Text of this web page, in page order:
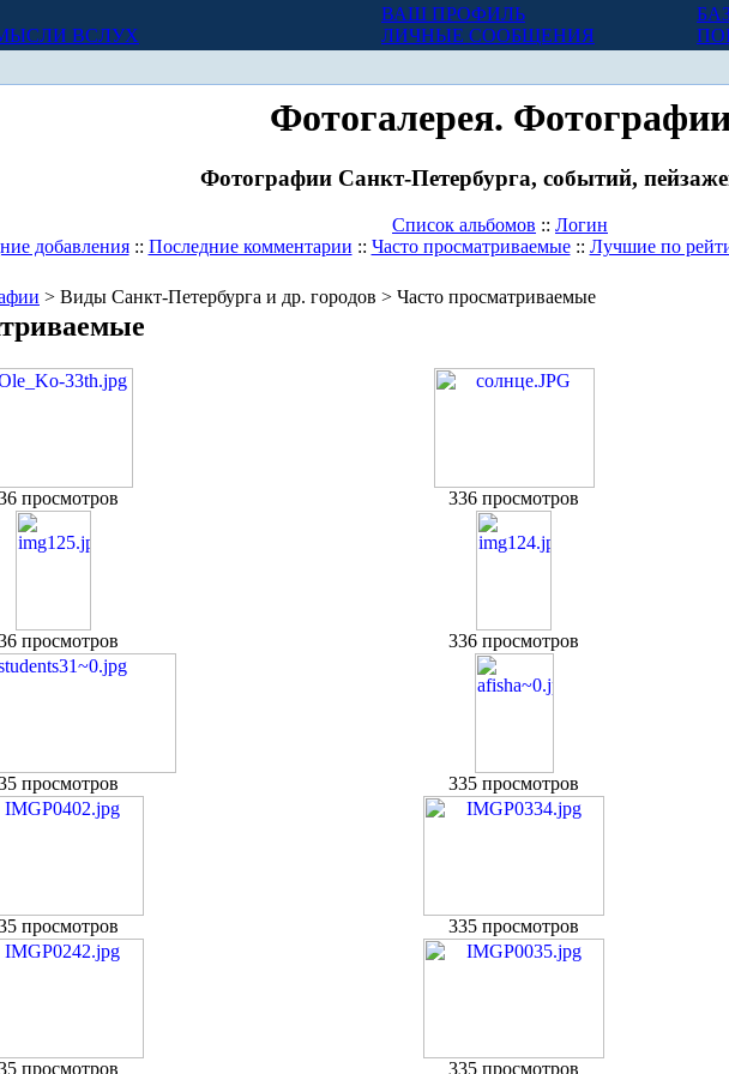
ВСЛУХ
ВАШ ПРОФИЛЬ
ЛИЧНЫЕ СООБЩЕНИЯ
Фотогалерея.
Фотографии Санкт-Петербурга, событий,
Список альбомов :: Логин
добавления:: Последние комментарии :: Часто просматриваемые:: Лучшие по
> Виды Санкт-Петербурга и др. городов > Часто просматриваемые
просмотров 336 просмотров
просмотров 336 просмотров
просмотров 335 просмотров
просмотров 335 просмотров
просмотров 335 просмотров